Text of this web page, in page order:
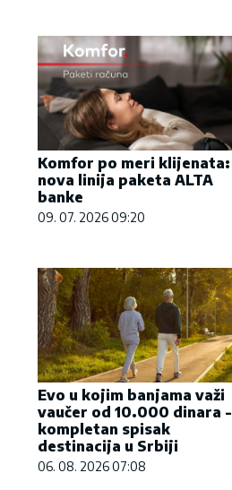
Komfor po meri klijenata:
nova linija paketa ALTA
banke
09. 07. 2026 09:20
Evo u kojim banjama važi
vaučer od 10.000 dinara -
kompletan spisak
destinacija u Srbiji
06. 08. 2026 07:08